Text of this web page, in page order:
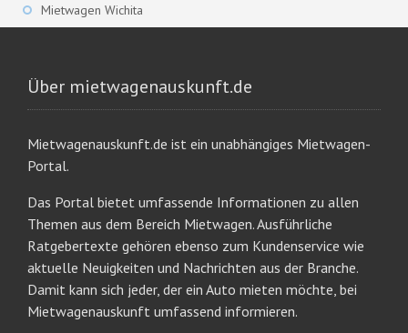
Mietwagen Wichita
Über mietwagenauskunft.de
Mietwagenauskunft.de ist ein unabhängiges Mietwagen-
Portal.
Das Portal bietet umfassende Informationen zu allen
Themen aus dem Bereich Mietwagen. Ausführliche
Ratgebertexte gehören ebenso zum Kundenservice wie
aktuelle Neuigkeiten und Nachrichten aus der Branche.
Damit kann sich jeder, der ein Auto mieten möchte, bei
Mietwagenauskunft umfassend informieren.